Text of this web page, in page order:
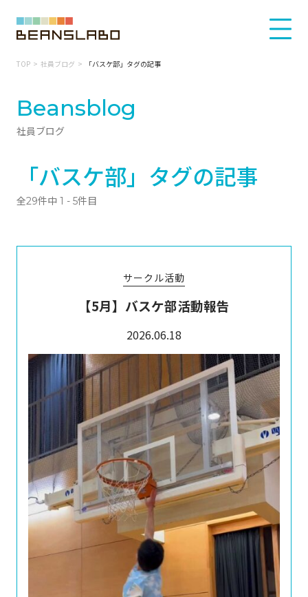
TOP 社員ブログ 「バスケ部」タグの記事
Beansblog
社員ブログ
「バスケ部」タグの記事
全29件中 1 - 5件目
サークル活動
【5月】バスケ部活動報告
2026.06.18